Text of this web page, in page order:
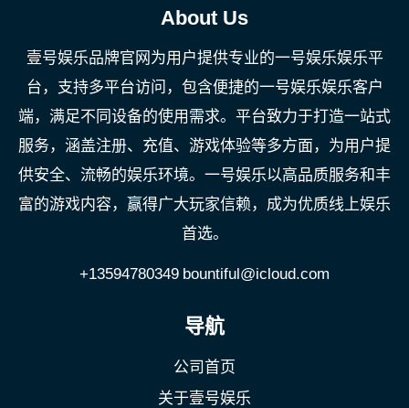
About Us
壹号娱乐品牌官网为用户提供专业的一号娱乐娱乐平
台，支持多平台访问，包含便捷的一号娱乐娱乐客户
端，满足不同设备的使用需求。平台致力于打造一站式
服务，涵盖注册、充值、游戏体验等多方面，为用户提
供安全、流畅的娱乐环境。一号娱乐以高品质服务和丰
富的游戏内容，赢得广大玩家信赖，成为优质线上娱乐
首选。
+13594780349 bountiful@icloud.com
导航
公司首页
关于壹号娱乐